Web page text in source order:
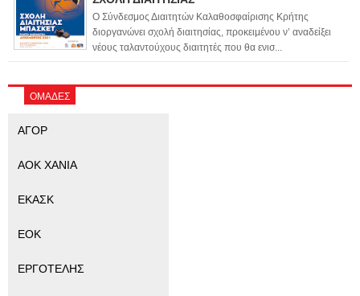
Ο Σύνδεσμος Διαιτητών Καλαθοσφαίρισης Κρήτης
διοργανώνει σχολή διαιτησίας, προκειμένου ν’ αναδείξει
νέους ταλαντούχους διαιτητές που θα ενισ...
ΟΜΑΔΕΣ
ΑΓΟΡ
ΑΟΚ ΧΑΝΙΑ
ΕΚΑΣΚ
ΕΟΚ
ΕΡΓΟΤΕΛΗΣ